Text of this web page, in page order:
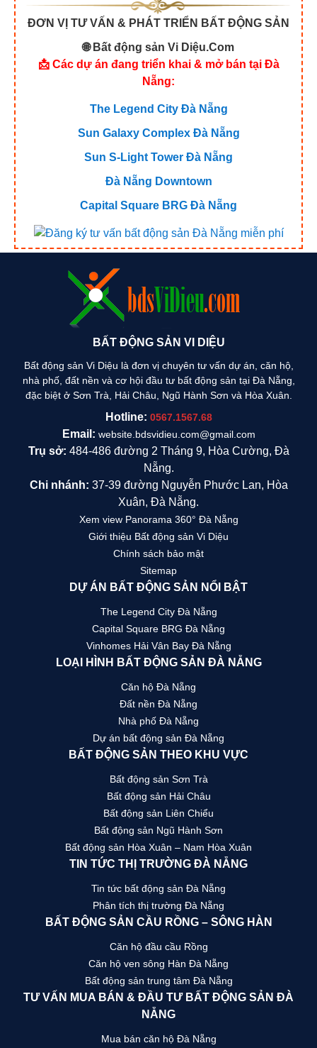
ĐƠN VỊ TƯ VẤN & PHÁT TRIỂN BẤT ĐỘNG SẢN
🌐 Bất động sản Vi Diệu.Com
📩 Các dự án đang triển khai & mở bán tại Đà
Nẵng:
The Legend City Đà Nẵng
Sun Galaxy Complex Đà Nẵng
Sun S-Light Tower Đà Nẵng
Đà Nẵng Downtown
Capital Square BRG Đà Nẵng
BẤT ĐỘNG SẢN VI DIỆU
Bất động sản Vi Diệu là đơn vị chuyên tư vấn dự án, căn hộ,
nhà phố, đất nền và cơ hội đầu tư bất động sản tại Đà Nẵng,
đặc biệt ở Sơn Trà, Hải Châu, Ngũ Hành Sơn và Hòa Xuân.
Hotline: 0567.1567.68
Email: website.bdsvidieu.com@gmail.com
Trụ sở: 484-486 đường 2 Tháng 9, Hòa Cường, Đà
Nẵng.
Chi nhánh: 37-39 đường Nguyễn Phước Lan, Hòa
Xuân, Đà Nẵng.
Xem view Panorama 360° Đà Nẵng
Giới thiệu Bất động sản Vi Diệu
Chính sách bảo mật
Sitemap
DỰ ÁN BẤT ĐỘNG SẢN NỔI BẬT
The Legend City Đà Nẵng
Capital Square BRG Đà Nẵng
Vinhomes Hải Vân Bay Đà Nẵng
LOẠI HÌNH BẤT ĐỘNG SẢN ĐÀ NẴNG
Căn hộ Đà Nẵng
Đất nền Đà Nẵng
Nhà phố Đà Nẵng
Dự án bất động sản Đà Nẵng
BẤT ĐỘNG SẢN THEO KHU VỰC
Bất động sản Sơn Trà
Bất động sản Hải Châu
Bất động sản Liên Chiểu
Bất động sản Ngũ Hành Sơn
Bất động sản Hòa Xuân – Nam Hòa Xuân
TIN TỨC THỊ TRƯỜNG ĐÀ NẴNG
Tin tức bất động sản Đà Nẵng
Phân tích thị trường Đà Nẵng
BẤT ĐỘNG SẢN CẦU RỒNG – SÔNG HÀN
Căn hộ đầu cầu Rồng
Căn hộ ven sông Hàn Đà Nẵng
Bất động sản trung tâm Đà Nẵng
TƯ VẤN MUA BÁN & ĐẦU TƯ BẤT ĐỘNG SẢN ĐÀ
NẴNG
Mua bán căn hộ Đà Nẵng